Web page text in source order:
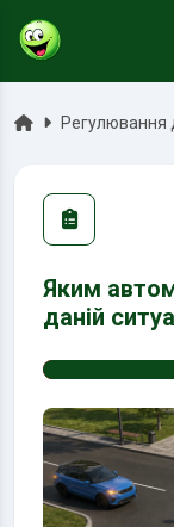
ГоловнаРегулювання
Яким
даній